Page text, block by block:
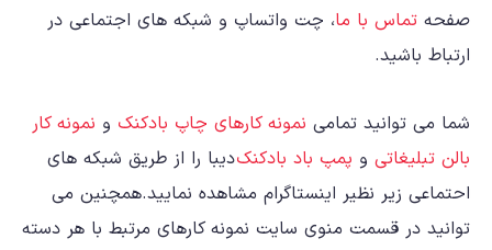
صفحه تماس با ما، چت واتساپ و شبکه های اجتماعی در
ارتباط باشید.
شما می توانید تمامی نمونه کارهای چاپ بادکنک و نمونه کار
بالن تبلیغاتی و پمپ باد بادکنکدیبا را از طریق شبکه های
احتماعی زیر نظیر اینستاگرام مشاهده نمایید.همچنین می
توانید در قسمت منوی سایت نمونه کارهای مرتبط با هر دسته